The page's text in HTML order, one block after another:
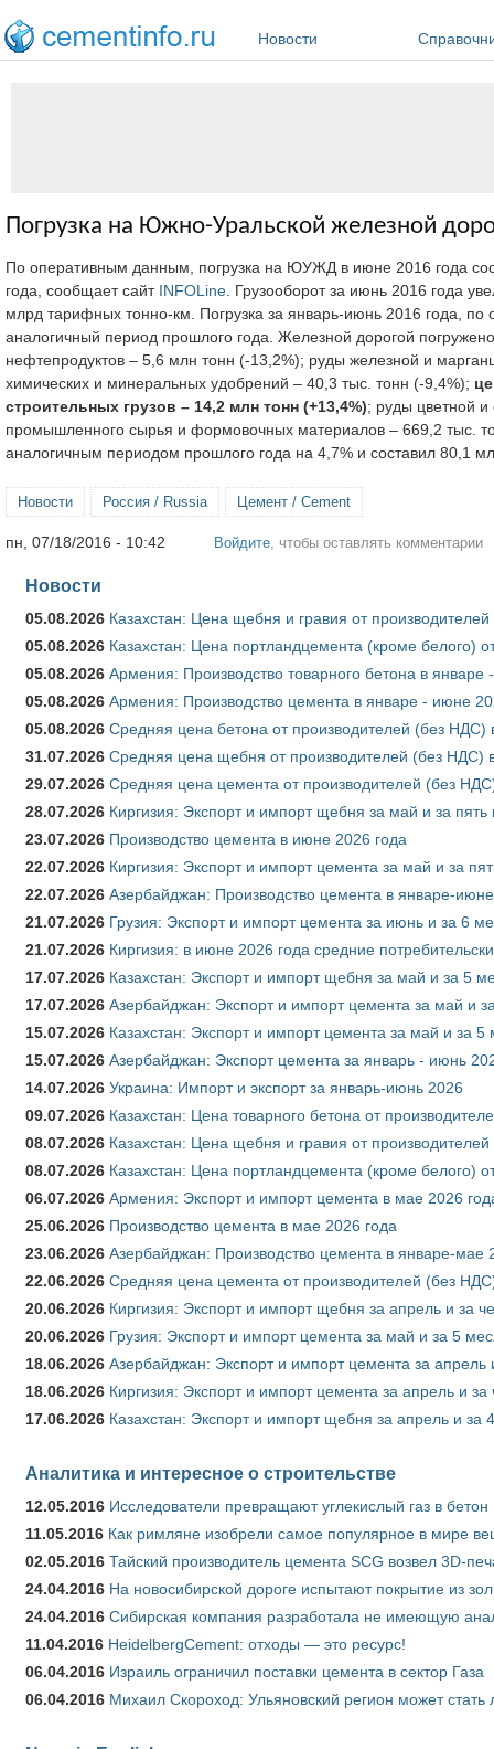
Новости
Погрузка на Южно-Уральской железной
По оперативным данным, погрузка на ЮУЖД в июне 2016 года
года, сообщает сайт INFOLine . Грузооборот за июнь 2016 года
млрд тарифных тонно-км. Погрузка за январь-июнь 2016 года,
аналогичный период прошлого года. Железной дорогой
нефтепродуктов – 5,6 млн тонн (-13,2%); руды железной и
химических и минеральных удобрений – 40,3 тыс. тонн (-9,4%);
строительных грузов – 14,2 млн тонн (+13,4%); руды цветной
промышленного сырья и формовочных материалов – 669,2 тыс.
аналогичным периодом прошлого года на 4,7% и составил 80,1
Новости Россия / Russia Цемент / Cement
пн, 07/18/2016 - 10:42 Войдите , чтобы оставлять комментарии
Новости
05.08.2026 Казахстан: Цена щебня и гравия от
05.08.2026 Казахстан: Цена портландцемента (кроме белого)
05.08.2026 Армения: Производство товарного бетона в январе
05.08.2026 Армения: Производство цемента в январе - июне
05.08.2026 Средняя цена бетона от производителей (без НДС)
31.07.2026 Средняя цена щебня от производителей (без НДС)
29.07.2026 Средняя цена цемента от производителей (без
28.07.2026 Киргизия: Экспорт и импорт щебня за май и за
23.07.2026 Производство цемента в июне 2026 года
22.07.2026 Киргизия: Экспорт и импорт цемента за май и за
22.07.2026 Азербайджан: Производство цемента в январе-
21.07.2026 Грузия: Экспорт и импорт цемента за июнь и за 6
21.07.2026 Киргизия: в июне 2026 года средние
17.07.2026 Казахстан: Экспорт и импорт щебня за май и за 5
17.07.2026 Азербайджан: Экспорт и импорт цемента за май и
15.07.2026 Казахстан: Экспорт и импорт цемента за май и за
15.07.2026 Азербайджан: Экспорт цемента за январь - июнь
14.07.2026 Украина: Импорт и экспорт за январь-июнь 2026
09.07.2026 Казахстан: Цена товарного бетона от
08.07.2026 Казахстан: Цена щебня и гравия от
08.07.2026 Казахстан: Цена портландцемента (кроме белого)
06.07.2026 Армения: Экспорт и импорт цемента в мае 2026
25.06.2026 Производство цемента в мае 2026 года
23.06.2026 Азербайджан: Производство цемента в январе-мае
22.06.2026 Средняя цена цемента от производителей (без
20.06.2026 Киргизия: Экспорт и импорт щебня за апрель и за
20.06.2026 Грузия: Экспорт и импорт цемента за май и за 5
18.06.2026 Азербайджан: Экспорт и импорт цемента за
18.06.2026 Киргизия: Экспорт и импорт цемента за апрель и
17.06.2026 Казахстан: Экспорт и импорт щебня за апрель и за
Аналитика и интересное о строительстве
12.05.2016 Исследователи превращают углекислый газ в бетон
11.05.2016 Как римляне изобрели самое популярное в мире
02.05.2016 Тайский производитель цемента SCG возвел 3D-
24.04.2016 На новосибирской дороге испытают покрытие из
24.04.2016 Сибирская компания разработала не имеющую
11.04.2016 HeidelbergCement: отходы — это ресурс!
06.04.2016 Израиль ограничил поставки цемента в сектор Газа
06.04.2016 Михаил Скороход: Ульяновский регион может